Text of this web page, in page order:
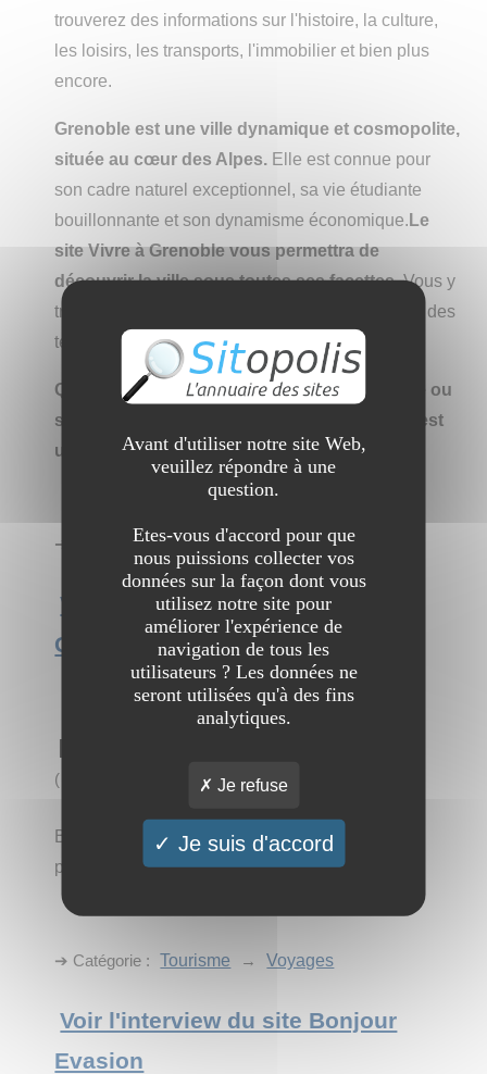
trouverez des informations sur l'histoire, la culture,
les loisirs, les transports, l'immobilier et bien plus
encore.
Grenoble est une ville dynamique et cosmopolite,
située au cœur des Alpes. Elle est connue pour
son cadre naturel exceptionnel, sa vie étudiante
bouillonnante et son dynamisme économique. Le
site Vivre à Grenoble vous permettra de
découvrir la ville sous toutes ses facettes.Vous y
trouverez des articles, des photos, des vidéos et des
témoignages de Grenoblois.
Que vous soyez un futur résident, un
ou
simplement curieux, le site Vivre à Grenoble est
un incontournable.
➔ Catégorie : Net pratique → Portail
Voir l'interview du site Vivre à
Grenoble
Bonjour Evasion
(
Bonjour Evasion est un site de tourisme pour
présenter les plus belles villes du monde.
➔ Catégorie : Tourisme → Voyages
Voir l'interview du site Bonjour
Evasion
Avant d'utiliser notre site Web,
veuillez répondre à une
question.
Etes-vous d'accord pour que
nous puissions collecter vos
données sur la façon dont vous
utilisez notre site pour
améliorer l'expérience de
navigation de tous les
utilisateurs ? Les données ne
seront utilisées qu'à des fins
analytiques.
Je refuse
Je suis d'accord